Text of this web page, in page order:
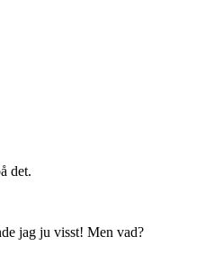
det.
jag ju visst! Men vad?